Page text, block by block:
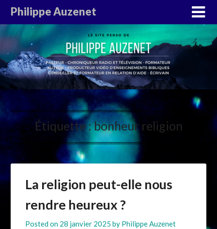
Philippe Auzenet
Étiquette :bonheur religion
La religion peut-elle nous
rendre heureux ?
Posted on 28 janvier 2025 by Philippe Auzenet